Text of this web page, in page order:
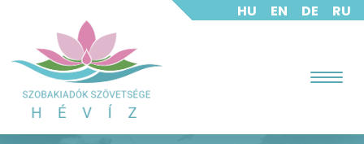
HU EN DE RU